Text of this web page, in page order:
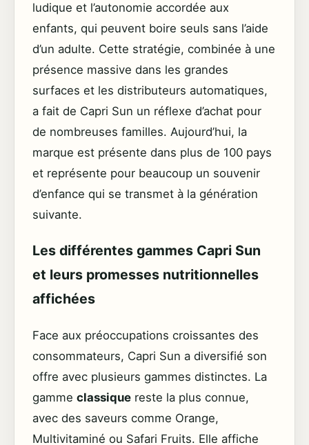
ludique et l’autonomie accordée aux
enfants, qui peuvent boire seuls sans l’aide
d’un adulte. Cette stratégie, combinée à une
présence massive dans les grandes
surfaces et les distributeurs automatiques,
a fait de Capri Sun un réflexe d’achat pour
de nombreuses familles. Aujourd’hui, la
marque est présente dans plus de 100 pays
et représente pour beaucoup un souvenir
d’enfance qui se transmet à la génération
suivante.
Les différentes gammes Capri Sun
et leurs promesses nutritionnelles
affichées
Face aux préoccupations croissantes des
consommateurs, Capri Sun a diversifié son
offre avec plusieurs gammes distinctes. La
gamme classique reste la plus connue,
avec des saveurs comme Orange,
Multivitaminé ou Safari Fruits. Elle affiche